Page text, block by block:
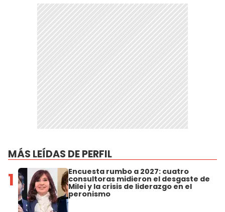
MÁS LEÍDAS DE PERFIL
1 Encuesta rumbo a 2027: cuatro
consultoras midieron el desgaste de
Milei y la crisis de liderazgo en el
peronismo